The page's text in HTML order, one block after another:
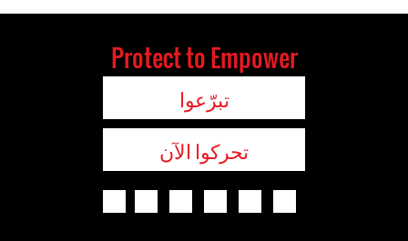
Protect to Empower
تبرّعوا
تحركوا الآن